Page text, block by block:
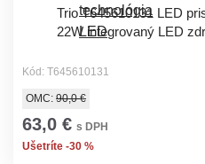
Trio T645610131 LED
22W integrovaný LED
Kód: T645610131
OMC: 90,0 €
63,0 € s DPH
Ušetríte -30 %